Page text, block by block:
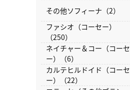
その他ソフィーナ（2）
ファシオ（コーセー）
（250）
ネイチャー＆コー（コーセ
ー）（6）
カルテヒルドイド（コーセ
ー）（22）